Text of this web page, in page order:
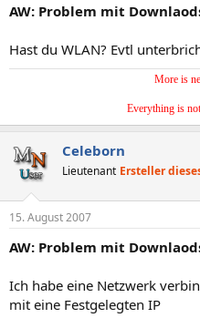
AW: Problem mit
Hast du WLAN? Evtl
More is
Everything is
Celeborn
Lieutenant Ersteller
15. August 2007
AW: Problem mit
Ich habe eine Netzwerk
mit eine Festgelegten IP